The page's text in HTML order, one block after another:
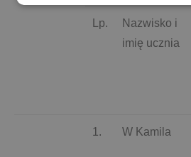
Lp.
Nazwisko i
imię ucznia
1. W Kamila